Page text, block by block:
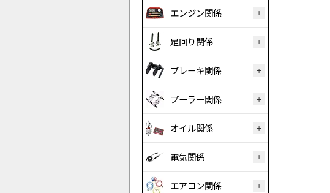
エンジン関係
足回り関係
ブレーキ関係
プーラー関係
オイル関係
電気関係
エアコン関係